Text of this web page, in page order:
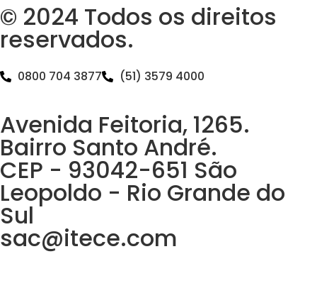
© 2024 Todos os direitos
reservados.
0800 704 3877 (51) 3579 4000
Avenida Feitoria, 1265.
Bairro Santo André.
CEP - 93042-651 São
Leopoldo - Rio Grande do
Sul
sac@itece.com